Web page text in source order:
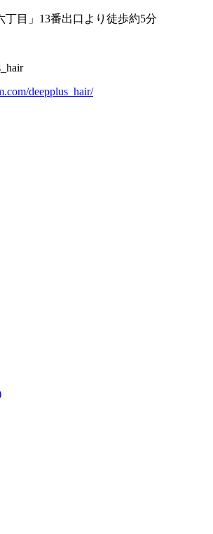
丁目」 13番出口より徒歩約5分
deepplus_hair/